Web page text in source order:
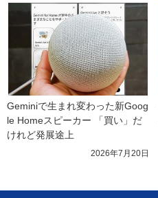
Geminiで生まれ変わった新Goog
le Homeスピーカー 「買い」だ
けれど発展途上
2026年7月20日